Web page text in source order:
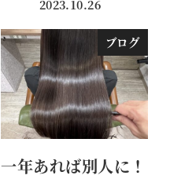
投稿日
2023.10.26
ブログ
一年あれば別人に！